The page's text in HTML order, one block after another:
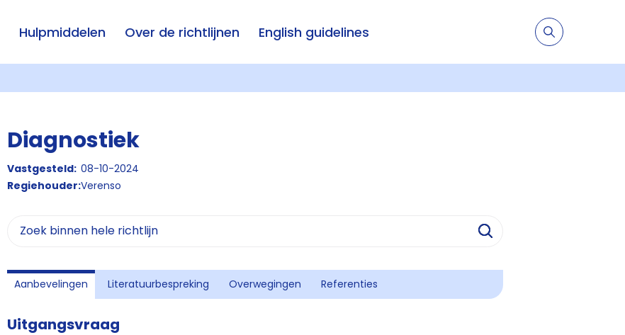
Hulpmiddelen Over de richtlijnen English guidelines
Diagnostiek
Vastgesteld: 08-10-2024
Regiehouder:Verenso
Aanbevelingen Literatuurbespreking Overwegingen Referenties
Uitgangsvraag